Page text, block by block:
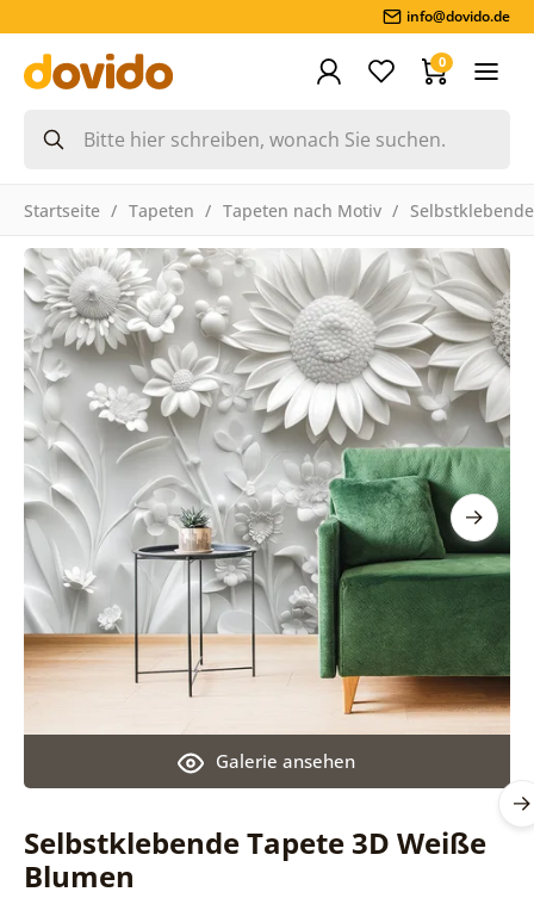
info@dovido.de
0
Startseite Tapeten Tapeten nach Motiv
Selbstklebende Tapete 3D Weiße
Blumen
Galerie ansehen